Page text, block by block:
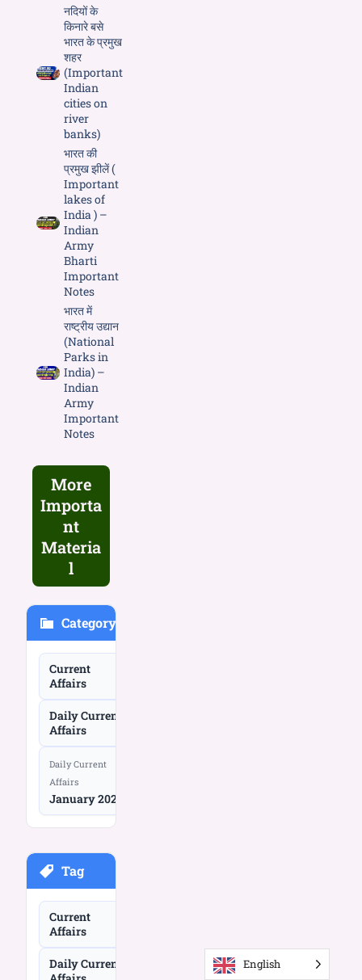
नदियों के
किनारे बसे
भारत के प्रमुख
शहर
(Important
Indian
cities on
river
banks)
भारत की
प्रमुख झीलें (
Important
lakes of
India ) –
Indian
Army
Bharti
Important
Notes
भारत में
राष्ट्रीय उद्यान
(National
Parks in
India) –
Indian
Army
Important
Notes
More
Importa
nt
Materia
l
Category
Current
Affairs
Daily Current
Affairs
Daily Current
Affairs
January 2026
Tag
Current
Affairs
Daily Current
English